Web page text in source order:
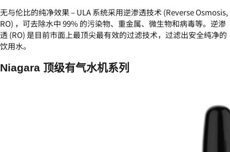
无与伦比的纯净效果 – ULA 系统采用逆渗透技术 (Reverse Osmosis,
RO) ，可去除水中 99% 的污染物、重金属、微生物和病毒等。逆渗
透 (RO) 是目前市面上最顶尖最有效的过滤技术，过滤出安全纯净的
饮用水。
Niagara 顶级有气水机系列